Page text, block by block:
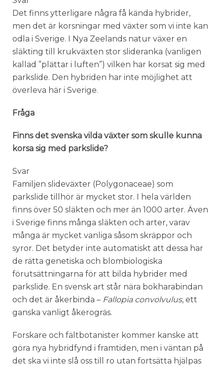
Det finns ytterligare några få kända hybrider,
men det är korsningar med växter som vi inte kan
odla i Sverige. I Nya Zeelands natur växer en
släkting till krukväxten stor slideranka (vanligen
kallad ”plättar i luften”) vilken har korsat sig med
parkslide. Den hybriden har inte möjlighet att
överleva här i Sverige.
Fråga
Finns det svenska vilda växter som skulle kunna
korsa sig med parkslide?
Svar
Familjen slideväxter (Polygonaceae) som
parkslide tillhör är mycket stor. I hela världen
finns över 50 släkten och mer än 1000 arter. Även
i Sverige finns många släkten och arter, varav
många är mycket vanliga såsom skräppor och
syror. Det betyder inte automatiskt att dessa har
de rätta genetiska och blombiologiska
förutsättningarna för att bilda hybrider med
parkslide. En svensk art står nära bokharabindan
och det är åkerbinda – Fallopia convolvulus, ett
ganska vanligt åkerogräs.
Forskare och fältbotanister kommer kanske att
göra nya hybridfynd i framtiden, men i väntan på
det ska vi inte slå oss till ro utan fortsätta hjälpas